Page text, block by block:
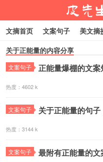
文摘首页 文案句子 美文摘
网络热梗 恋爱家庭
关于正能量的内容分享
文案句子 正能量爆棚的文案
热度：4602 k
文案句子 关于正能量的句
热度：3144 k
文案句子 最附有正能量的文